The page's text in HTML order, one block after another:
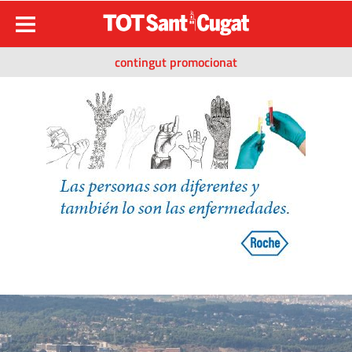
contingut promocionat